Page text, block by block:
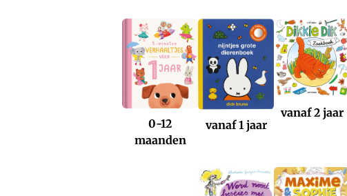
0-12
maanden
vanaf 1 jaar
vanaf 2 jaar